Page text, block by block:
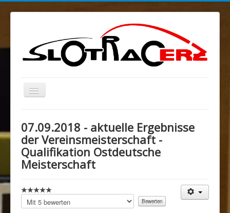
Navigation
an/aus
MELKUSRING
Region Ost
Verein
Sponsoren/Förderer
Spenden
07.09.2018 - aktuelle Ergebnisse
der Vereinsmeisterschaft -
Qualifikation Ostdeutsche
Meisterschaft
Bitte
bewerten